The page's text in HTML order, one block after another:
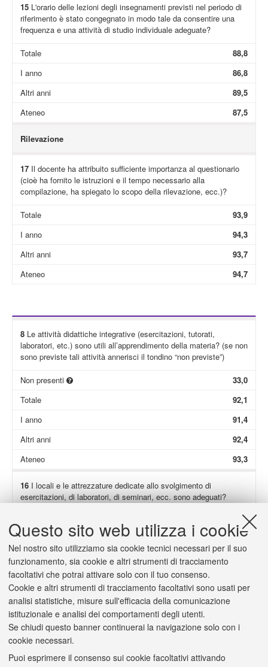
Questo sito web utilizza i cookie
Nel nostro sito utilizziamo sia cookie tecnici necessari per il suo
funzionamento, sia cookie e altri strumenti di tracciamento
facoltativi che potrai attivare solo con il tuo consenso.
Cookie e altri strumenti di tracciamento facoltativi sono usati per
analisi statistiche, misure sull'efficacia della comunicazione
istituzionale e analisi dei comportamenti degli utenti.
Se chiudi questo banner continuerai la navigazione solo con i
cookie necessari.
Puoi esprimere il consenso sui cookie facoltativi attivando
15L'orario delle lezioni degli insegnamenti previsti nel periodo di
riferimento è stato congegnato in modo tale da consentire una
frequenza e una attività di studio individuale adeguate?
Totale
88,8
I anno
86,8
Altri anni
89,5
Ateneo
87,5
Rilevazione
17Il docente ha attribuito sufficiente importanza al questionario
(cioè ha fornito le istruzioni e il tempo necessario alla
compilazione, ha spiegato lo scopo della rilevazione, ecc.)?
Totale
93,9
I anno
94,3
Altri anni
93,7
Ateneo
94,7
8Le attività didattiche integrative (esercitazioni, tutorati,
laboratori, etc.) sono utili all’apprendimento della materia? (se non
sono previste tali attività annerisci il tondino “non previste”)
Non presenti
33,0
Totale
92,1
I anno
91,4
Altri anni
92,4
Ateneo
93,3
16I locali e le attrezzature dedicate allo svolgimento di
esercitazioni, di laboratori, di seminari, ecc. sono adeguati?
66,4
Totale
98,1
I anno
Altri anni
Ateneo
2/a(Solo se hai risposto "decisamente no" o "più no che sì") Il